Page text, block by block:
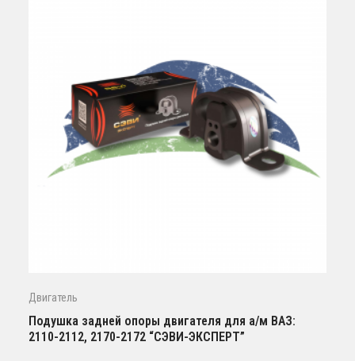
Двигатель
Подушка задней опоры двигателя для а/м ВАЗ:
2110-2112, 2170-2172 “СЭВИ-ЭКСПЕРТ”